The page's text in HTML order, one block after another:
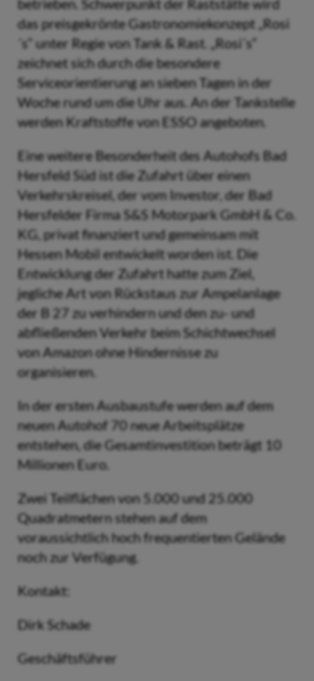
betrieben. Schwerpunkt der Raststätte wird
das preisgekrönte Gastronomiekonzept „Rosi
´s“ unter Regie von Tank & Rast. „Rosi´s“
zeichnet sich durch die besondere
Serviceorientierung an sieben Tagen in der
Woche rund um die Uhr aus. An der Tankstelle
werden Kraftstoffe von ESSO angeboten.
Eine weitere Besonderheit des Autohofs Bad
Hersfeld Süd ist die Zufahrt über einen
Verkehrskreisel, der vom Investor, der Bad
Hersfelder Firma S&S Motorpark GmbH & Co.
KG, privat finanziert und gemeinsam mit
Hessen Mobil entwickelt worden ist. Die
Entwicklung der Zufahrt hatte zum Ziel,
jegliche Art von Rückstaus zur Ampelanlage
der B 27 zu verhindern und den zu- und
abfließenden Verkehr beim Schichtwechsel
von Amazon ohne Hindernisse zu
organisieren.
In der ersten Ausbaustufe werden auf dem
neuen Autohof 70 neue Arbeitsplätze
entstehen, die Gesamtinvestition beträgt 10
Millionen Euro.
Zwei Teilflächen von 5.000 und 25.000
Quadratmetern stehen auf dem
voraussichtlich hoch frequentierten Gelände
noch zur Verfügung.
Kontakt:
Dirk Schade
Geschäftsführer